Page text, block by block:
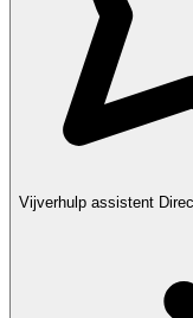
Vijverhulp assistent